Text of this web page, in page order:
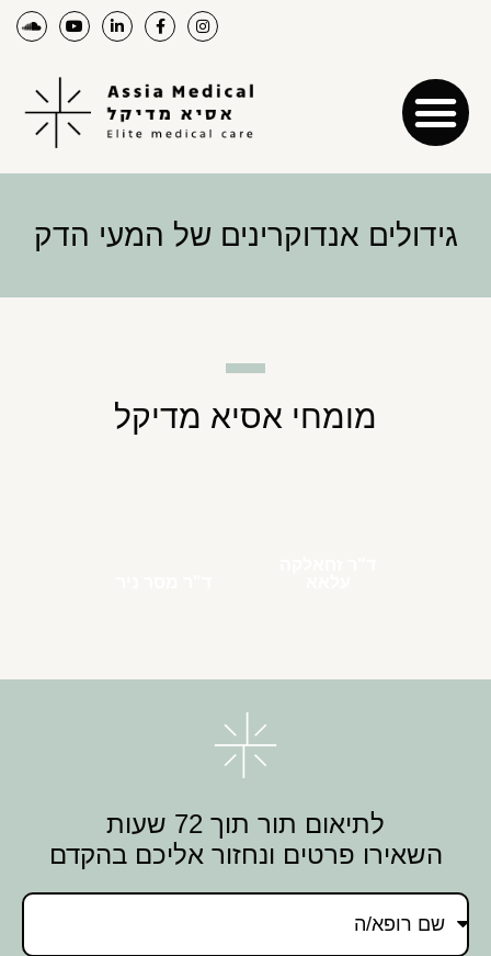
גידולים אנדוקרינים של המעי הדק
מומחי אסיא מדיקל
לתיאום תור תוך 72 שעות
השאירו פרטים ונחזור אליכם בהקדם